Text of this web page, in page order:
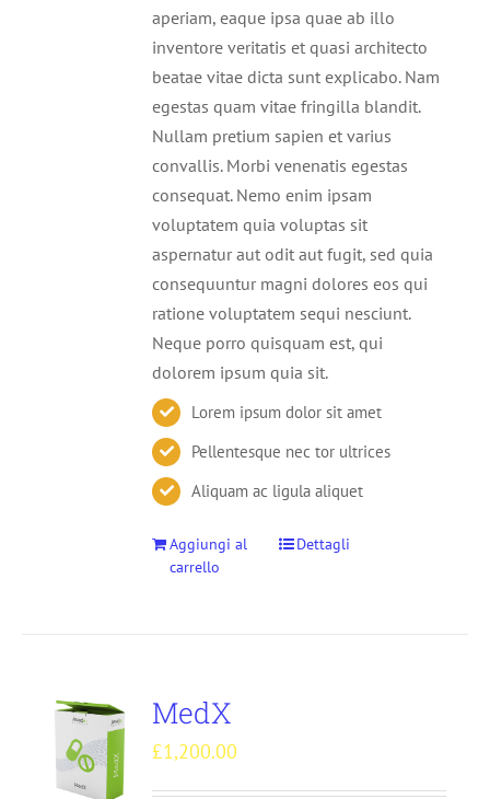
aperiam, eaque ipsa quae ab illo
inventore veritatis et quasi architecto
beatae vitae dicta sunt explicabo. Nam
egestas quam vitae fringilla blandit.
Nullam pretium sapien et varius
convallis. Morbi venenatis egestas
consequat. Nemo enim ipsam
voluptatem quia voluptas sit
aspernatur aut odit aut fugit, sed quia
consequuntur magni dolores eos qui
ratione voluptatem sequi nesciunt.
Neque porro quisquam est, qui
dolorem ipsum quia sit.
Lorem ipsum dolor sit amet
Pellentesque nec tor ultrices
Aliquam ac ligula aliquet
Aggiungi al
carrello
Dettagli
MedX
£1,200.00